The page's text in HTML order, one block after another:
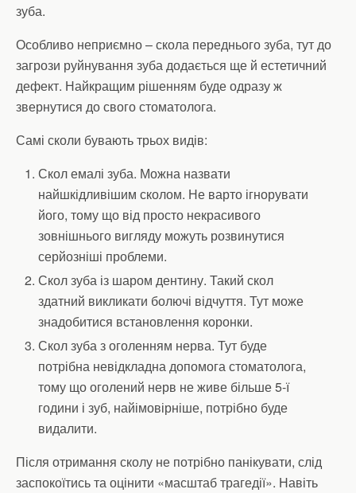
зуба.
Особливо неприємно – скола переднього зуба, тут до
загрози руйнування зуба додається ще й естетичний
дефект. Найкращим рішенням буде одразу ж
звернутися до свого стоматолога.
Самі сколи бувають трьох видів:
Скол емалі зуба. Можна назвати
найшкідливішим сколом. Не варто ігнорувати
його, тому що від просто некрасивого
зовнішнього вигляду можуть розвинутися
серйозніші проблеми.
Скол зуба із шаром дентину. Такий скол
здатний викликати болючі відчуття. Тут може
знадобитися встановлення коронки.
Скол зуба з оголенням нерва. Тут буде
потрібна невідкладна допомога стоматолога,
тому що оголений нерв не живе більше 5-ї
години і зуб, найімовірніше, потрібно буде
видалити.
Після отримання сколу не потрібно панікувати, слід
заспокоїтись та оцінити «масштаб трагедії». Навіть